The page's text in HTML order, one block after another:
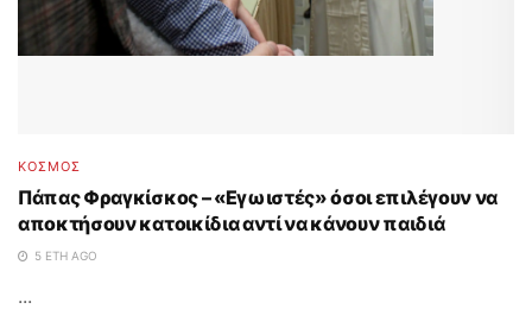
ΚΟΣΜΟΣ
Πάπας Φραγκίσκος – «Εγωιστές» όσοι επιλέγουν να
αποκτήσουν κατοικίδια αντί να κάνουν παιδιά
5 ΈΤΗ AGO
...